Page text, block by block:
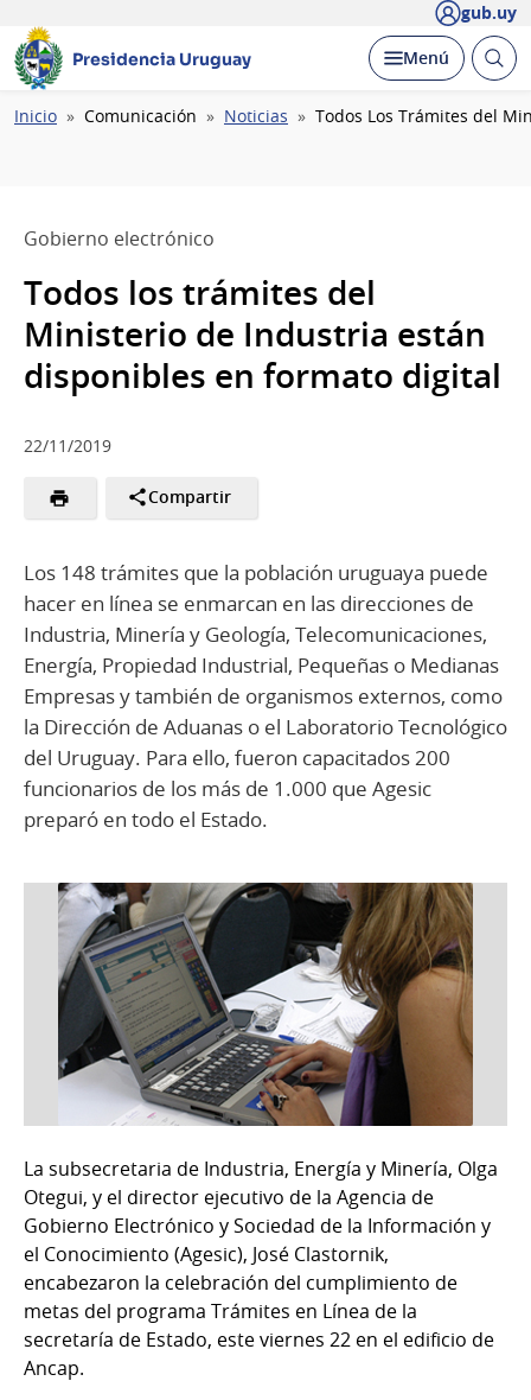
gub.uy
Presidencia Uruguay Desplegar
Menú Abrir
Ruta
Inicio Comunicación Noticias Todos Los Trámites del
Gobierno electrónico
Todos los trámites del
Ministerio de Industria están
disponibles en formato digital
22/11/2019
Compartir
Los 148 trámites que la población uruguaya puede
hacer en línea se enmarcan en las direcciones de
Industria, Minería y Geología, Telecomunicaciones,
Energía, Propiedad Industrial, Pequeñas o Medianas
Empresas y también de organismos externos, como
la Dirección de Aduanas o el Laboratorio Tecnológico
del Uruguay. Para ello, fueron capacitados 200
funcionarios de los más de 1.000 que Agesic
preparó en todo el Estado.
La subsecretaria de Industria, Energía y Minería, Olga
Otegui, y el director ejecutivo de la Agencia de
Gobierno Electrónico y Sociedad de la Información y
el Conocimiento (Agesic), José Clastornik,
encabezaron la celebración del cumplimiento de
metas del programa Trámites en Línea de la
secretaría de Estado, este viernes 22 en el edificio de
Ancap.